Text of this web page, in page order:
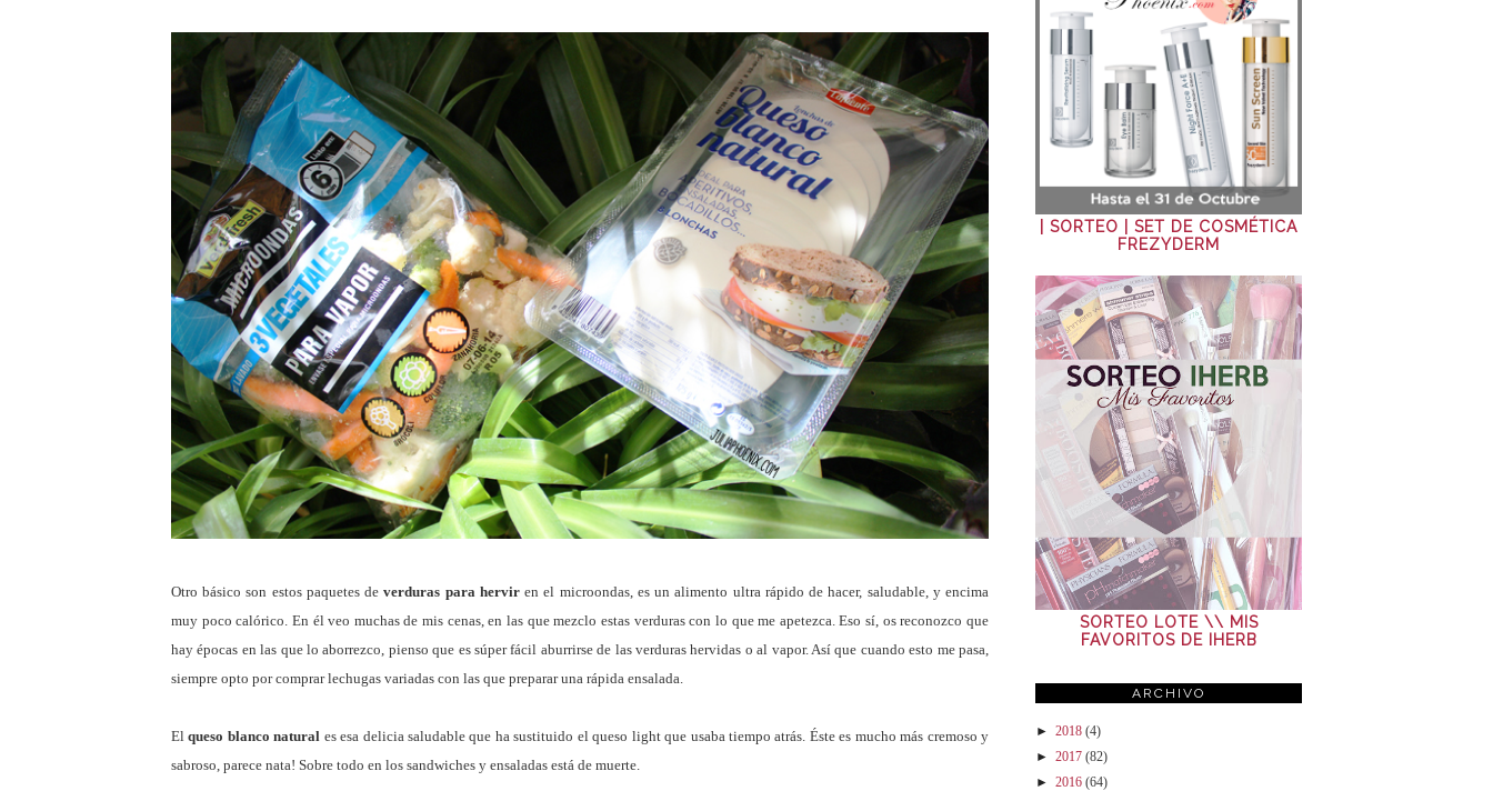
Otro básico son estos paquetes deverduras para herviren el microondas, es un alimento ultra rápido de hacer, saludable, y encima
muy poco calórico. En él veo muchas de mis cenas, en las que mezclo estas verduras con lo que me apetezca. Eso sí, os reconozco que
hay épocas en las que lo aborrezco, pienso que es súper fácil aburrirse de las verduras hervidas o al vapor. Así que cuando esto me pasa,
siempre opto por comprar lechugas variadas con las que preparar una rápida ensalada.
Elqueso blanco natural es esa delicia saludable que ha sustituido el queso light que usaba tiempo atrás. Éste es mucho más cremoso y
sabroso, parece nata! Sobre todo en los sandwiches y ensaladas está de muerte.
| SORTEO | SET DE COSMÉTICA
FREZYDERM
SORTEO LOTE \\ MIS
FAVORITOS DE IHERB
ARCHIVO
► 2018 (4)
► 2017 (82)
► 2016 (64)